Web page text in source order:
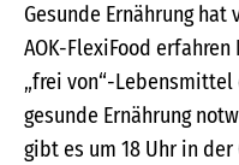
Gesunde Ernährung
AOK-FlexiFood
„frei von“-
gesunde Ernährung
gibt es um 18 Uhr in